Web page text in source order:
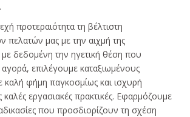
προτεραιότητα τη βέλτιστη
πελατών μας με την αιχμή της
με δεδομένη την ηγετική θέση που
επιλέγουμε καταξιωμένους
καλή φήμη παγκοσμίως και ισχυρή
εργασιακές πρακτικές. Εφαρμόζουμε
που προσδιορίζουν τη σχέση